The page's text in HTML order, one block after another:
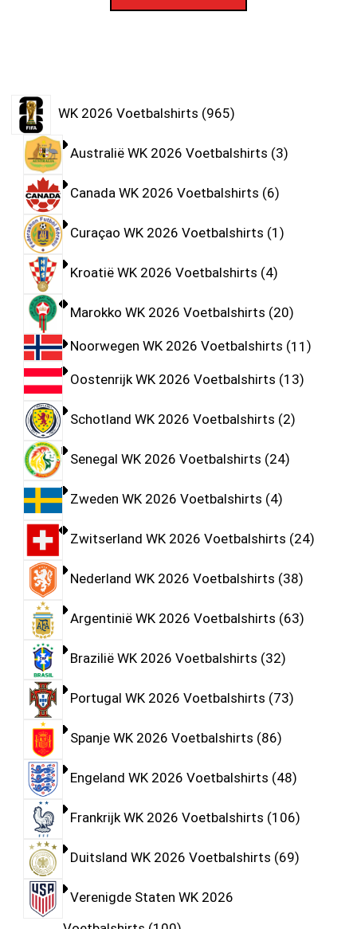
WK 2026 Voetbalshirts 965
Australië WK 2026 Voetbalshirts 3
Canada WK 2026 Voetbalshirts 6
Curaçao WK 2026 Voetbalshirts 1
Kroatië WK 2026 Voetbalshirts 4
Marokko WK 2026 Voetbalshirts 20
Noorwegen WK 2026 Voetbalshirts 11
Oostenrijk WK 2026 Voetbalshirts 13
Schotland WK 2026 Voetbalshirts 2
Senegal WK 2026 Voetbalshirts 24
Zweden WK 2026 Voetbalshirts 4
Zwitserland WK 2026 Voetbalshirts 24
Nederland WK 2026 Voetbalshirts 38
Argentinië WK 2026 Voetbalshirts 63
Brazilië WK 2026 Voetbalshirts 32
Portugal WK 2026 Voetbalshirts 73
Spanje WK 2026 Voetbalshirts 86
Engeland WK 2026 Voetbalshirts 48
Frankrijk WK 2026 Voetbalshirts 106
Duitsland WK 2026 Voetbalshirts 69
Verenigde Staten WK 2026